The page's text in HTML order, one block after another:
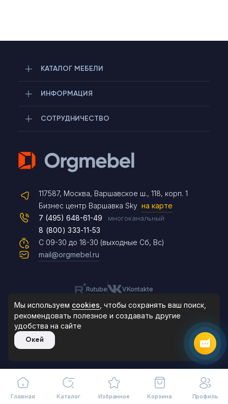
Главная Каталог Избранное Корзина Профиль
КАТАЛОГ МЕБЕЛИ
ИНФОРМАЦИЯ
СОТРУДНИЧЕСТВО
117587, Москва, Варшавское ш., 118, корп. 1
Бизнес центр Варшавка Sky на карте
С 09-30 до 18-30 (выходные Сб, Вс)
7 (495) 648-61-49 многоканальный
8 (800) 333-11-53
mail@orgmebel.ru
Rutube VKontakte
Продажа офисной мебели.
Все права защищены.
Telegram
Max
Чат на сайте
8 (495) 183-47-87
По будням с 09:30 до 18:30
Мы используем cookies , чтобы сохранять ваш поиск,
рекомендовать полезное и создавать другие
удобства на сайте
Окей